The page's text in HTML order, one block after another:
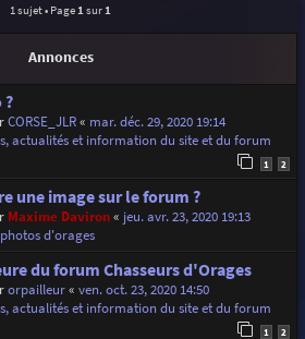
r
1 sujet • Page 1 sur 1
Annonces
?
CORSE_JLR« mar. déc. 29, 2020 19:14
actualités et information du site et du forum
1 2
une image sur le forum ?
Maxime Daviron« jeu. avr. 23, 2020 19:13
d'orages
du forum Chasseurs d'Orages
orpailleur« ven. oct. 23, 2020 14:50
actualités et information du site et du forum
1 2